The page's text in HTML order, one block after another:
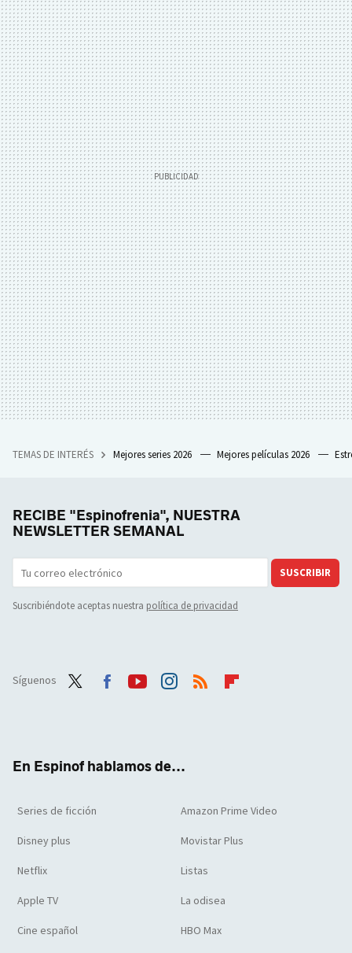
TEMAS DE INTERÉS Mejores series 2026 Mejores películas 2026
RECIBE "Espinofrenia", NUESTRA
NEWSLETTER SEMANAL
SUSCRIBIR
Suscribiéndote aceptas nuestra política de privacidad
Síguenos
En Espinof hablamos de...
Series de ficción Amazon Prime Video
Disney plus Movistar Plus
Netflix Listas
Apple TV La odisea
Cine español HBO Max